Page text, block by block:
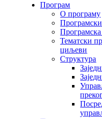
Програм
О програму
Програмска
Тематски
циљеви
Структура